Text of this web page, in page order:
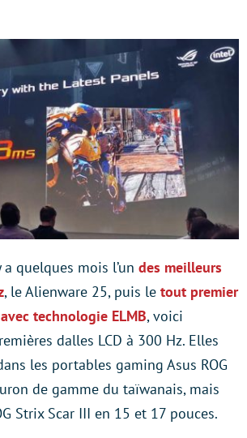
quelques mois l’un des meilleurs
, le Alienware 25, puis le tout premier
technologie ELMB, voici
dalles LCD à 300 Hz. Elles
les portables gaming Asus ROG
de gamme du taïwanais, mais
Strix Scar III en 15 et 17 pouces.